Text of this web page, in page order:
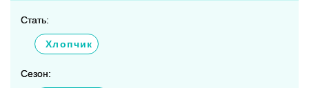
Стать:
Хлопчик
Сезон: